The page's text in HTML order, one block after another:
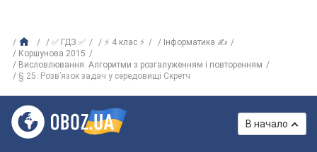
✅ ГДЗ ✅ ⚡ 4 клас ⚡
Інформатика ✍
Коршунова 2015
Висловлювання. Алгоритми з розгалуженням і повторенням
§ 25. Розв’язок задач у середовищі Скретч
В начало